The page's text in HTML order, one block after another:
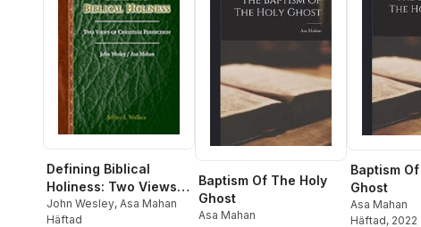
Defining Biblical
Holiness: Two Views
of Christian
Perfection
John Wesley, Asa Mahan
Häftad
Baptism Of The Holy
Ghost
Asa Mahan
Baptism
Ghost
Asa Mahan
Häftad, 2022